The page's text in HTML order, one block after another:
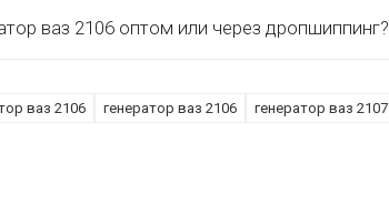
ваз 2106 оптом или через дропшиппинг?
ваз 2106 генератор ваз 2106 генератор ваз 2107